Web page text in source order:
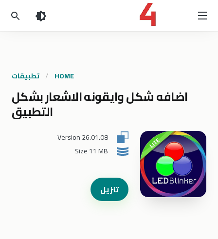
HOME تطبيقات
اضافه شكل وايقونه الاشعار بشكل
التطبيق
Version26.01.08
Size11 MB
تنزيل